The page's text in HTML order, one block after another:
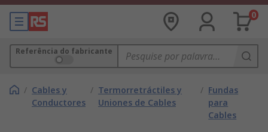
0
Referência do fabricante
/ Cables y
Conductores
/ Termorretráctiles y
Uniones de Cables
/ Fundas
para
Cables